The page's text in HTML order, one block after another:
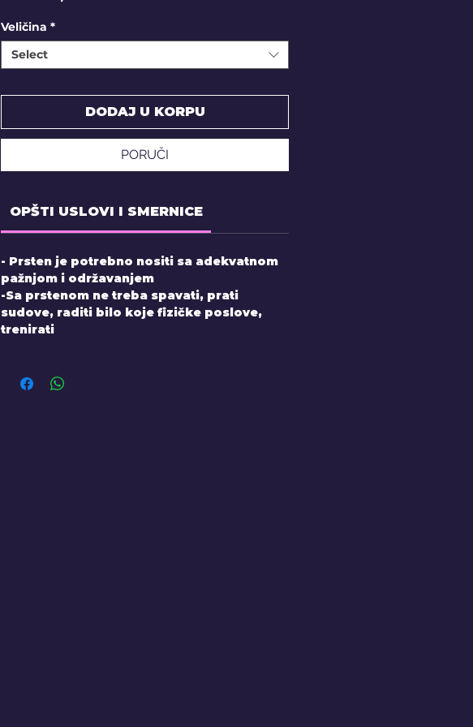
Veličina *
Select
DODAJ U KORPU
PORUČI
OPŠTI USLOVI I SMERNICE
- Prsten je potrebno nositi sa adekvatnom
pažnjom i održavanjem
-Sa prstenom ne treba spavati, prati
sudove, raditi bilo koje fizičke poslove,
trenirati